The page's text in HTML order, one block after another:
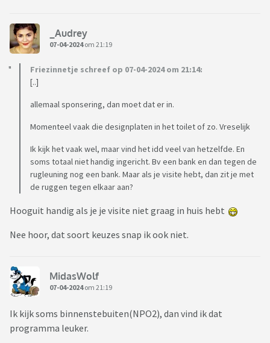
_Audrey
07-04-2024om 21:19
Friezinnetje schreef op 07-04-2024 om 21:14:
[..]
allemaal sponsering, dan moet dat er in.
Momenteel vaak die designplaten in het toilet of zo. Vreselijk
Ik kijk het vaak wel, maar vind het idd veel van hetzelfde. En
soms totaal niet handig ingericht. Bv een bank en dan tegen de
rugleuning nog een bank. Maar als je visite hebt, dan zit je met
de ruggen tegen elkaar aan?
Hooguit handig als je je visite niet graag in huis hebt
Nee hoor, dat soort keuzes snap ik ook niet.
MidasWolf
07-04-2024om 21:19
Ik kijk soms binnenstebuiten(NPO2), dan vind ik dat
programma leuker.